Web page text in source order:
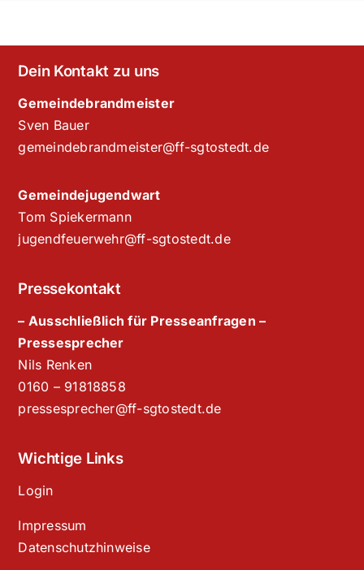
Dein Kontakt zu uns
Gemeindebrandmeister
Sven Bauer
gemeindebrandmeister@ff-sgtostedt.de
Gemeindejugendwart
Tom Spiekermann
jugendfeuerwehr@ff-sgtostedt.de
Pressekontakt
– Ausschließlich für Presseanfragen –
Pressesprecher
Nils Renken
‭0160 – 91818858‬
pressesprecher@ff-sgtostedt.de
Wichtige Links
Login
Impressum
Datenschutzhinweise